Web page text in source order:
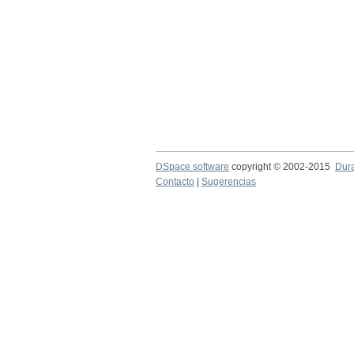
DSpace software copyright © 2002-2015
Contacto
Sugerencias